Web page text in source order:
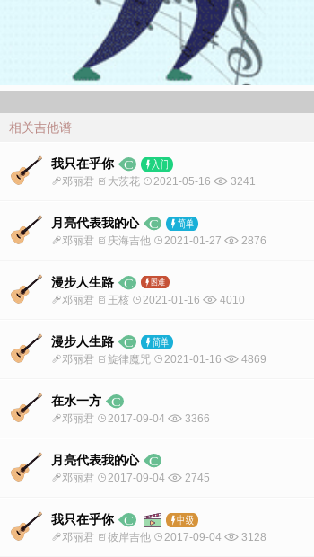
相关吉他谱
我只在乎你
邓丽君 大茨花 2021-05-16 3241
月亮代表我的心
邓丽君 庆海吉他 2021-01-27 2876
漫步人生路
邓丽君 王核 2021-01-16 4010
漫步人生路
邓丽君 旋律魔咒 2021-01-16 4869
在水一方
邓丽君 2017-09-04 3366
月亮代表我的心
邓丽君 2017-09-04 2745
我只在乎你
邓丽君 彼岸吉他 2017-09-04 3128